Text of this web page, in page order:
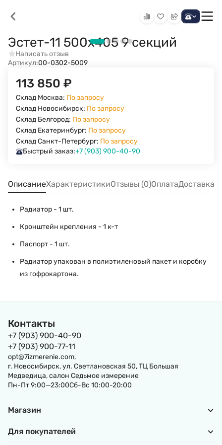
Эстет-11 500х405 9 секций
Написать отзыв
Артикул:00-0302-5009
113 850 ₽
Склад Москва: По запросу
Склад Новосибирск: По запросу
Склад Белгород: По запросу
Склад Екатеринбург: По запросу
Склад Санкт-Петербург: По запросу
Быстрый заказ:+7 (903) 900-40-90
ОписаниеХарактеристикиОтзывы (0)ОплатаДоставка
Радиатор - 1 шт.
Кронштейн крепления - 1 к-т
Паспорт - 1 шт.
Радиатор упакован в полиэтиленовый пакет и коробку
из гофрокартона.
Контакты
+7 (903) 900-40-90
+7 (903) 900-77-11
opt@7izmerenie.com,
г. Новосибирск, ул. Светлановская 50, ТЦ Большая
Медведица, салон Седьмое измерение
Пн-Пт 9:00—23:00Сб-Вс 10:00-20:00
Магазин
Для покупателей